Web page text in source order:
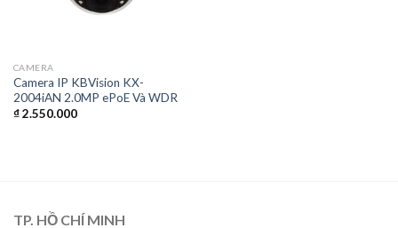
CAMERA
Camera IP KBVision KX-
2004iAN 2.0MP ePoE Và WDR
₫2.550.000
TP. HỒ CHÍ MINH